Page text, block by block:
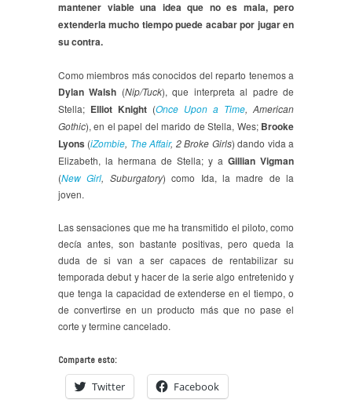
mantener viable una idea que no es mala, pero
extenderla mucho tiempo puede acabar por jugar en
su contra.
Como miembros más conocidos del reparto tenemos a
Dylan Walsh (Nip/Tuck), que interpreta al padre de
Stella; Elliot Knight (Once Upon a Time, American
Gothic), en el papel del marido de Stella, Wes; Brooke
Lyons (iZombie, The Affair, 2 Broke Girls) dando vida a
Elizabeth, la hermana de Stella; y a Gillian Vigman
(New Girl, Suburgatory) como Ida, la madre de la
joven.
Las sensaciones que me ha transmitido el piloto, como
decía antes, son bastante positivas, pero queda la
duda de si van a ser capaces de rentabilizar su
temporada debut y hacer de la serie algo entretenido y
que tenga la capacidad de extenderse en el tiempo, o
de convertirse en un producto más que no pase el
corte y termine cancelado.
Comparte esto:
Twitter Facebook